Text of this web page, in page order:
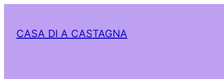
CASA DI A CASTAGNA